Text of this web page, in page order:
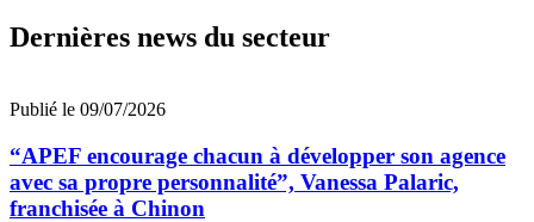
Dernières news du secteur
Publié le 09/07/2026
“APEF encourage chacun à développer son agence
avec sa propre personnalité”, Vanessa Palaric,
franchisée à Chinon